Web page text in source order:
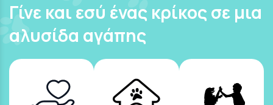
Γίνε και εσύ ένας κρίκος σε μια
αλυσίδα αγάπης